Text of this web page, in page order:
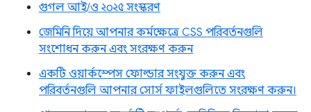
গুগল আই/ও ২০২৫ সংস্করণ
জেমিনি দিয়ে আপনার কর্মক্ষেত্রে CSS পরিবর্তনগুলি
সংশোধন করুন এবং সংরক্ষণ করুন
একটি ওয়ার্কস্পেস ফোল্ডার সংযুক্ত করুন এবং
পরিবর্তনগুলি আপনার সোর্স ফাইলগুলিতে সংরক্ষণ করুন।